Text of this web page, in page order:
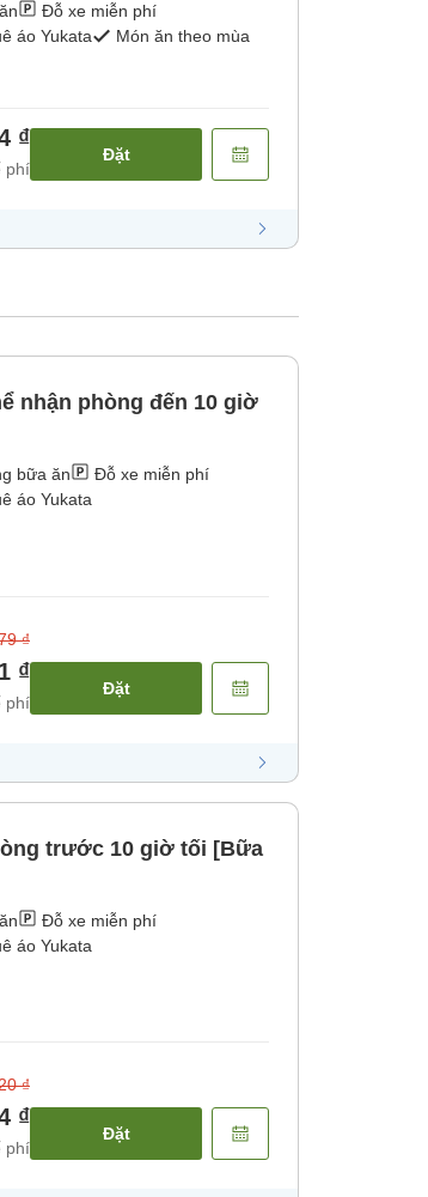
Đỗ xe miễn phí
áo Yukata Món ăn theo mùa
₫
phí
Đặt
nhận phòng đến 10 giờ
bữa ăn
Đỗ xe miễn phí
áo Yukata
₫
₫
phí
Đặt
trước 10 giờ tối [Bữa
Đỗ xe miễn phí
áo Yukata
₫
₫
phí
Đặt